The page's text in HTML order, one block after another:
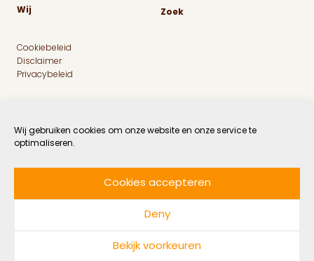
Wij gebruiken cookies om onze website en onze service te
optimaliseren.
Cookies accepteren
Deny
Bekijk voorkeuren
Wij Zoek
Cookiebeleid
Disclaimer
Privacybeleid
InstagramLinkedin